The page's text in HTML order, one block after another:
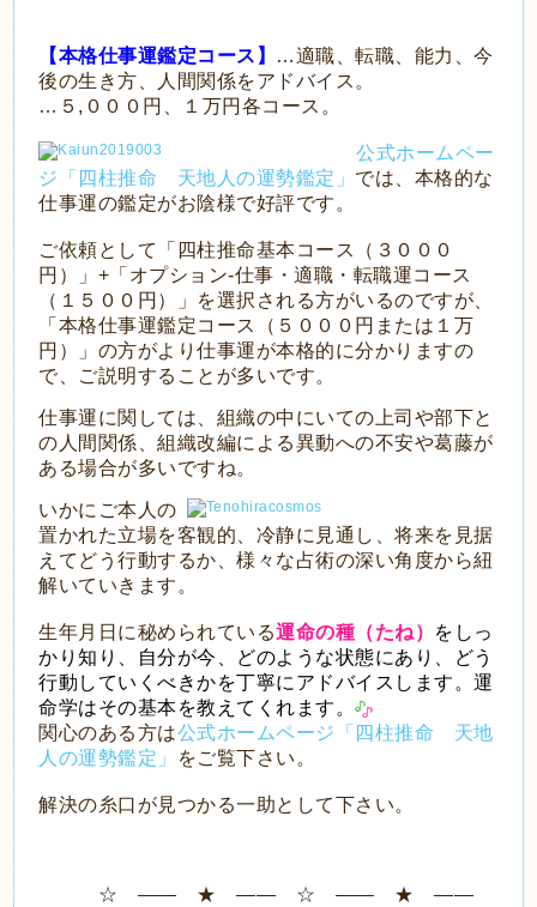
【本格仕事運鑑定コース】
…適職、転職、能力、今
後の生き方、人間関係をアドバイス。
…５,０００円、１万円各コース。
公式ホームペー
ジ「四柱推命 天地人の運勢鑑定」 では、本格的な
仕事運の鑑定がお陰様で好評です。
ご依頼として「四柱推命基本コース（３０００
円）」+「オプション-仕事・適職・転職運コース
（１５００円）」を選択される方がいるのですが、
「本格仕事運鑑定コース（５０００円または１万
円）」の方がより仕事運が本格的に分かりますの
で、ご説明することが多いです。
仕事運に関しては、組織の中にいての上司や部下と
の人間関係、組織改編による異動への不安や葛藤が
ある場合が多いですね。
いかにご本人の
置かれた立場を客観的、冷静に見通し、将来を見据
えてどう行動するか、様々な占術の深い角度から紐
解いていきます。
生年月日に秘められている運命の種（たね）
をしっ
かり知り、自分が今、どのような状態にあり、どう
行動していくべきかを丁寧にアドバイスします。運
命学はその基本を教えてくれます。
関心のある方は公式ホームページ「四柱推命 天地
人の運勢鑑定」
をご覧下さい。
解決の糸口が見つかる一助として下さい。
☆ ―― ★ ―― ☆ ―― ★ ――